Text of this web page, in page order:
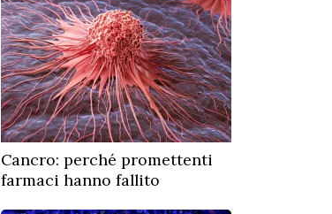
Cancro: perché promettenti
farmaci hanno fallito